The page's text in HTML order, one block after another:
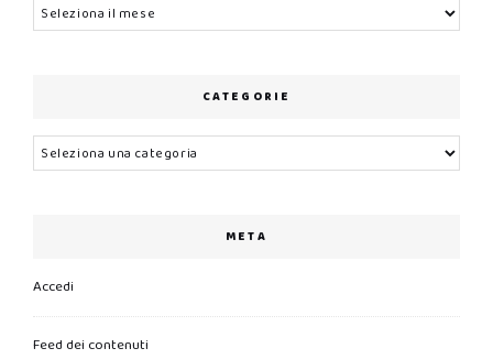
Archivi
CATEGORIE
Categorie
META
Accedi
Feed dei contenuti